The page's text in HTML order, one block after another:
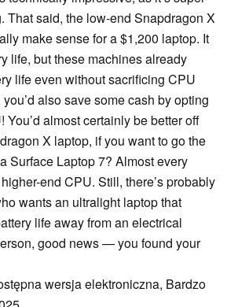
That said, the low-end Snapdragon X
make sense for a $1,200 laptop. It
life, but these machines already
life even without sacrificing CPU
also save some cash by opting
You’d almost certainly be better off
X laptop, if you want to go the
Surface Laptop 7? Almost every
end CPU. Still, there’s probably
wants an ultralight laptop that
life away from an electrical
good news — you found your
wersja elektroniczna, Bardzo